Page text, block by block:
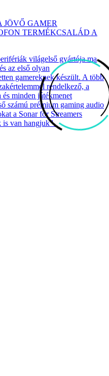
JÖVŐ GAMER
TERMÉKCSALÁD A
világelső gyártója ma
az első olyan
gamereknek készült. A több
rendelkező, a
és minden játékmenet
számú prémium gaming audio
a Sonar for Streamers
is van hangjuk”.